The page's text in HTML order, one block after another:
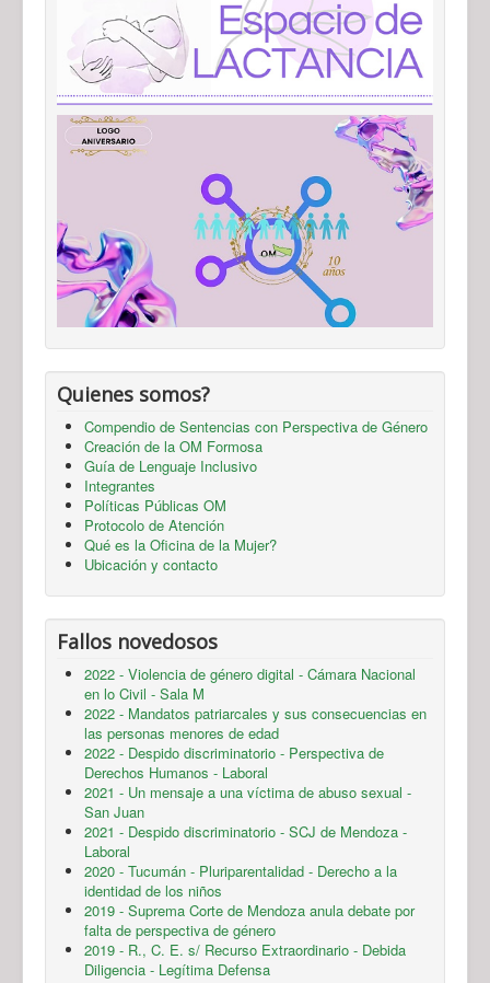
Quienes somos?
Compendio de Sentencias con Perspectiva de Género
Creación de la OM Formosa
Guía de Lenguaje Inclusivo
Integrantes
Políticas Públicas OM
Protocolo de Atención
Qué es la Oficina de la Mujer?
Ubicación y contacto
Fallos novedosos
2022 - Violencia de género digital - Cámara Nacional
en lo Civil - Sala M
2022 - Mandatos patriarcales y sus consecuencias en
las personas menores de edad
2022 - Despido discriminatorio - Perspectiva de
Derechos Humanos - Laboral
2021 - Un mensaje a una víctima de abuso sexual -
San Juan
2021 - Despido discriminatorio - SCJ de Mendoza -
Laboral
2020 - Tucumán - Pluriparentalidad - Derecho a la
identidad de los niños
2019 - Suprema Corte de Mendoza anula debate por
falta de perspectiva de género
2019 - R., C. E. s/ Recurso Extraordinario - Debida
Diligencia - Legítima Defensa